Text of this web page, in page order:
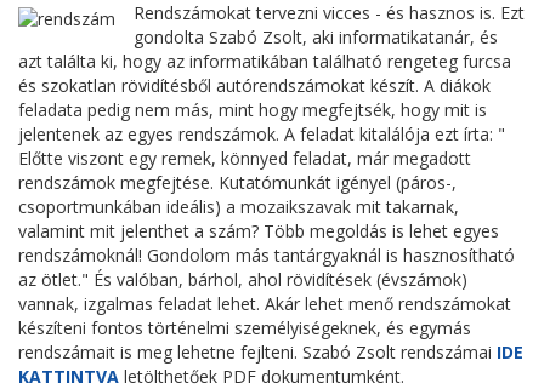
Rendszámokat tervezni vicces - és hasznos is. Ezt
gondolta Szabó Zsolt, aki informatikatanár, és
azt találta ki, hogy az informatikában található rengeteg furcsa
és szokatlan rövidítésből autórendszámokat készít. A diákok
feladata pedig nem más, mint hogy megfejtsék, hogy mit is
jelentenek az egyes rendszámok. A feladat kitalálója ezt írta: "
Előtte viszont egy remek, könnyed feladat, már megadott
rendszámok megfejtése. Kutatómunkát igényel (páros-,
csoportmunkában ideális) a mozaikszavak mit takarnak,
valamint mit jelenthet a szám? Több megoldás is lehet egyes
rendszámoknál! Gondolom más tantárgyaknál is hasznosítható
az ötlet." És valóban, bárhol, ahol rövidítések (évszámok)
vannak, izgalmas feladat lehet. Akár lehet menő rendszámokat
készíteni fontos történelmi személyiségeknek, és egymás
rendszámait is meg lehetne fejlteni. Szabó Zsolt rendszámai IDE
KATTINTVA letölthetőek PDF dokumentumként.